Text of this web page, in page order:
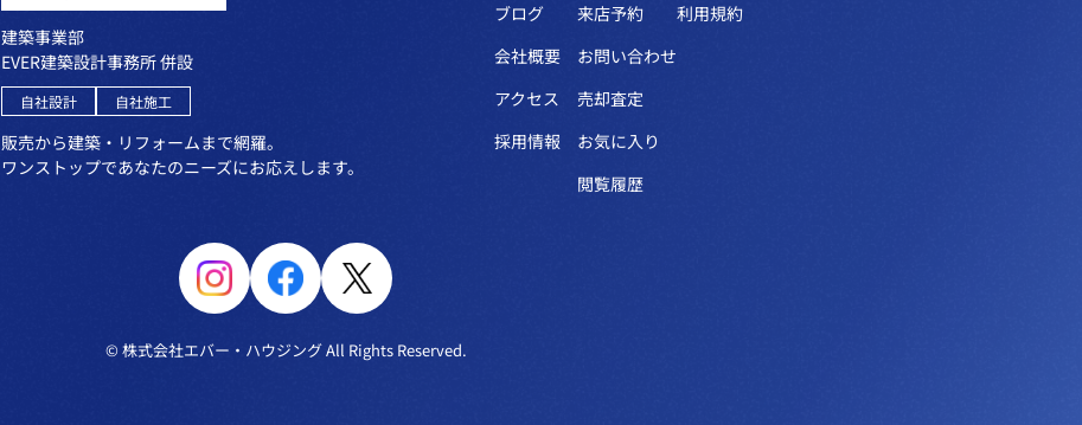
建築事業部
EVER建築設計事務所 併設
自社設計 自社施工
販売から建築・リフォームまで網羅。
ワンストップであなたのニーズにお応えします。
ブログ
会社概要
アクセス
採用情報
来店予約
お問い合わせ
売却査定
お気に入り
閲覧履歴
利用規約
© 株式会社エバー・ハウジング All Rights Reserved.